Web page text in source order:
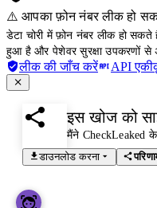
⚠️ आपका फ़ोन नंबर लीक हो
डेटा चोरी में फ़ोन नंबर लीक हो
हुआ है और पेशेवर सुरक्षा उपकरणों से
लीक की जाँच करें API
इस खोज को
मैंने CheckLeaked
डाउनलोड करना